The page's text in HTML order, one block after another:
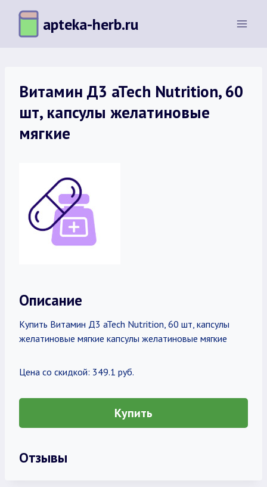
Перейти
содержимому
apteka-herb.ru
Витамин Д3 aTech Nutrition, 60
шт, капсулы желатиновые
мягкие
Описание
Купить Витамин Д3 aTech Nutrition, 60 шт, капсулы
желатиновые мягкие капсулы желатиновые мягкие
Цена со скидкой: 349.1 руб.
Купить
Отзывы